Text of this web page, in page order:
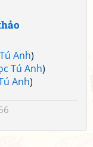
Anh)
Tú Anh)
Anh)